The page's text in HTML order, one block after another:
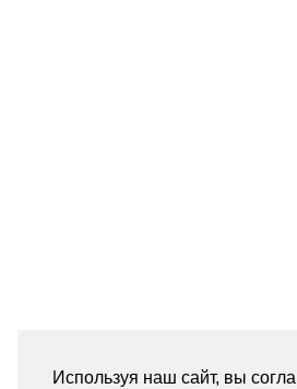
Используя наш сайт, вы